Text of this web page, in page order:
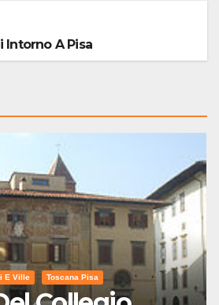
Intorno A Pisa
E Ville Toscana Pisa